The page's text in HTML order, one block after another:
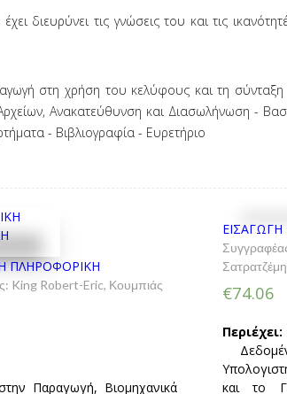
διευρύνει τις γνώσεις του και τις
στη χρήση του κελύφους και τη
Ανακατεύθυνση και Διασωλήνωση -
- Βιβλιογραφία - Ευρετήριο
ΠΛΗΡΟΦΟΡΙΚΗ
King Robert-Eric, Κουμπιάς
Παραγωγή, Βιομηχανικά
€74.06
Περιέχει:
και το